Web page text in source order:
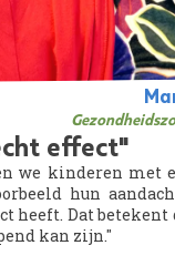
effect"
we kinderen met
hun
heeft. Dat
kan zijn."